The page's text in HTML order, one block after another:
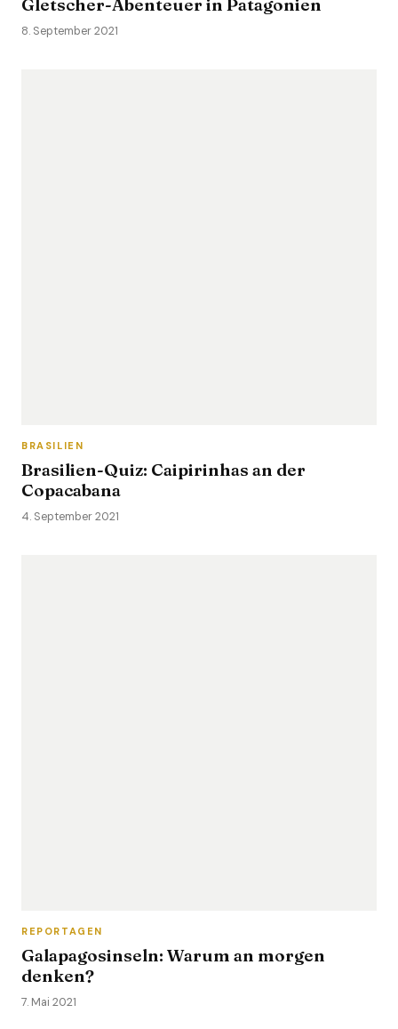
Gletscher-Abenteuer in Patagonien
8. September 2021
BRASILIEN
Brasilien-Quiz: Caipirinhas an der
Copacabana
4. September 2021
REPORTAGEN
Galapagosinseln: Warum an morgen
denken?
7. Mai 2021